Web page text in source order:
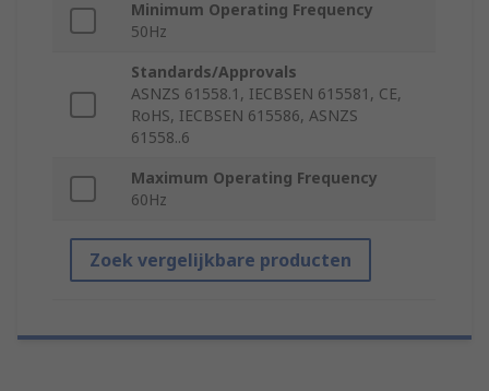
Minimum Operating Frequency
50Hz
Standards/Approvals
ASNZS 61558.1, IECBSEN 615581, CE,
RoHS, IECBSEN 615586, ASNZS
61558..6
Maximum Operating Frequency
60Hz
Zoek vergelijkbare producten